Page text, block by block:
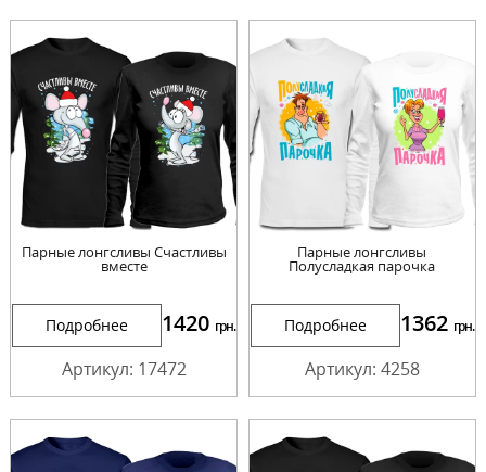
Парные лонгсливы Счастливы
вместе
Подробнее 1420 грн.
Артикул: 17472
Парные лонгсливы
Полусладкая парочка
Подробнее 1362 грн.
Артикул: 4258